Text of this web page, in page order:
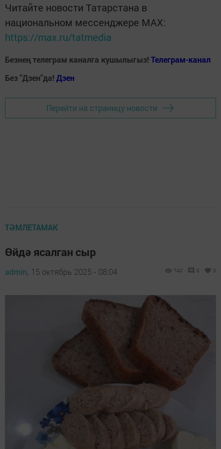
Читайте новости Татарстана в
национальном мессенджере MАХ:
https://max.ru/tatmedia
Безнең телеграм каналга кушылыгыз! Телеграм-канал
Без "Дзен"да! Дзен
Перейти на страницу новости
ТӘМЛЕТАМАК
Өйдә ясалган сыр
admin, 15 октябрь 2025 - 08:04 740 0 0